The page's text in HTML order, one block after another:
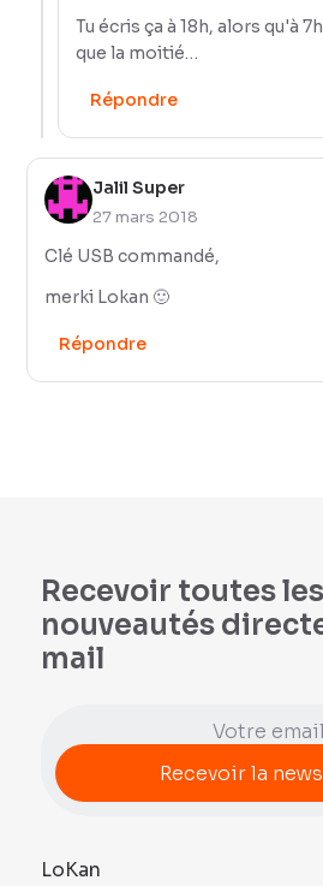
Tu écris ça à 18h, alors qu'à
que la moitié…
Répondre
Jalil Super
27 mars 2018
Clé USB commandé,
merki Lokan 🙂
Répondre
Recevoir toutes les
nouveautés
mail
LoKan